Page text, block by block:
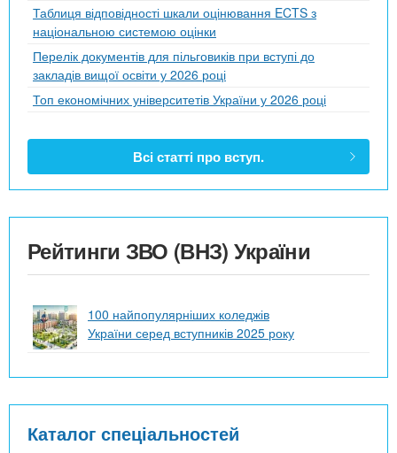
Таблиця відповідності шкали оцінювання ECTS з
національною системою оцінки
Перелік документів для пільговиків при вступі до
закладів вищої освіти у 2026 році
Топ економічних університетів України у 2026 році
Всі статті про вступ.
Рейтинги ЗВО (ВНЗ) України
100 найпопулярніших коледжів
України серед вступників 2025 року
Каталог спеціальностей